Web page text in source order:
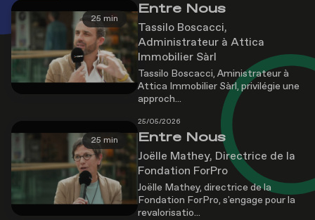
25 min
Entre Nous
Tassilo Boscacci,
Administrateur à Attica
Immobilier Sàrl
Tassilo Boscacci, Aministrateur à
Attica Immobilier Sàrl, privilégie une
approch...
25 min
25/05/2026
Entre Nous
Joëlle Mathey, Directrice de la
Fondation ForPro
Joëlle Mathey, directrice de la
Fondation ForPro, s'engage pour la
revalorisatio...